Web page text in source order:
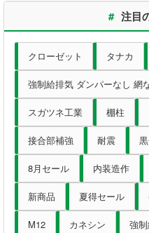
# 注目
クローゼット タナカ
強制給排気 ダンパーなし 網
スガツネ工業 棚柱
接合部補強 耐震
8月セール 内装造作
新商品 夏得セール
M12 カネシン 強